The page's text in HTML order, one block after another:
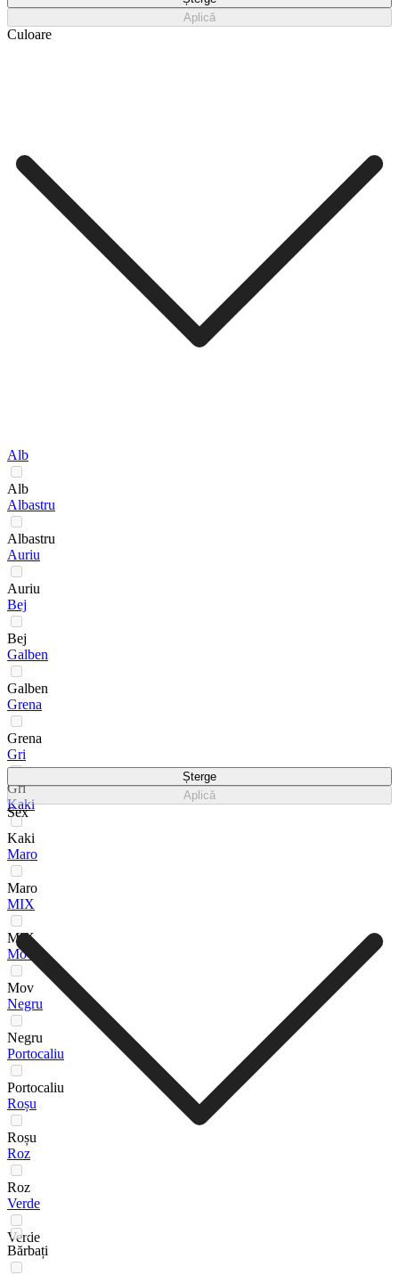
Aplică
Culoare
Alb
Alb
Albastru
Albastru
Auriu
Auriu
Bej
Bej
Galben
Galben
Grena
Grena
Gri
Gri
Kaki
Kaki
Maro
Maro
MIX
MIX
Mov
Mov
Negru
Negru
Portocaliu
Portocaliu
Roșu
Roșu
Roz
Roz
Verde
Verde
Șterge
Aplică
Sex
Bărbați